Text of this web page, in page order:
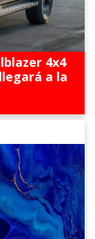
4x4
a la